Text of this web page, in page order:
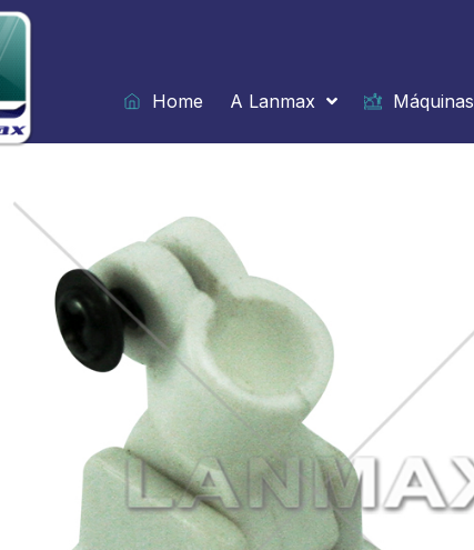
Ir
para
o
conteúdo
Home
A Lanmax Máquinas